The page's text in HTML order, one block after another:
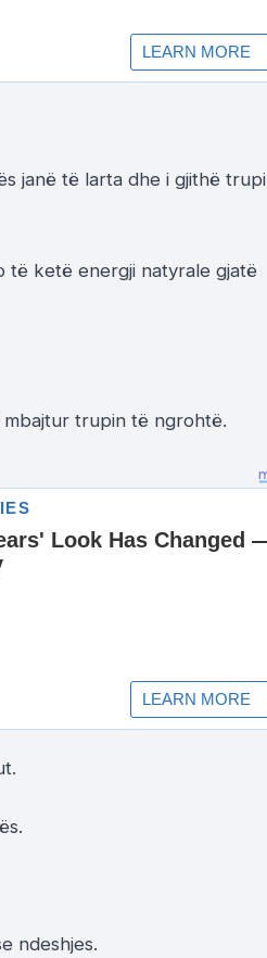
janë të larta dhe i gjithë trupi
të ketë energji natyrale gjatë
trupin të ngrohtë.
ndeshjes.